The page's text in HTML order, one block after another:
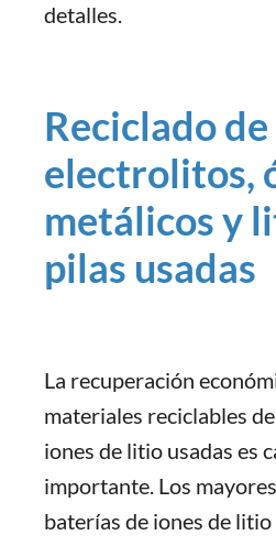
detalles.
Reciclado de
electrolitos,
metálicos y
pilas usadas
La recuperación
materiales reciclables
iones de litio usadas es
importante. Los
baterías de iones de